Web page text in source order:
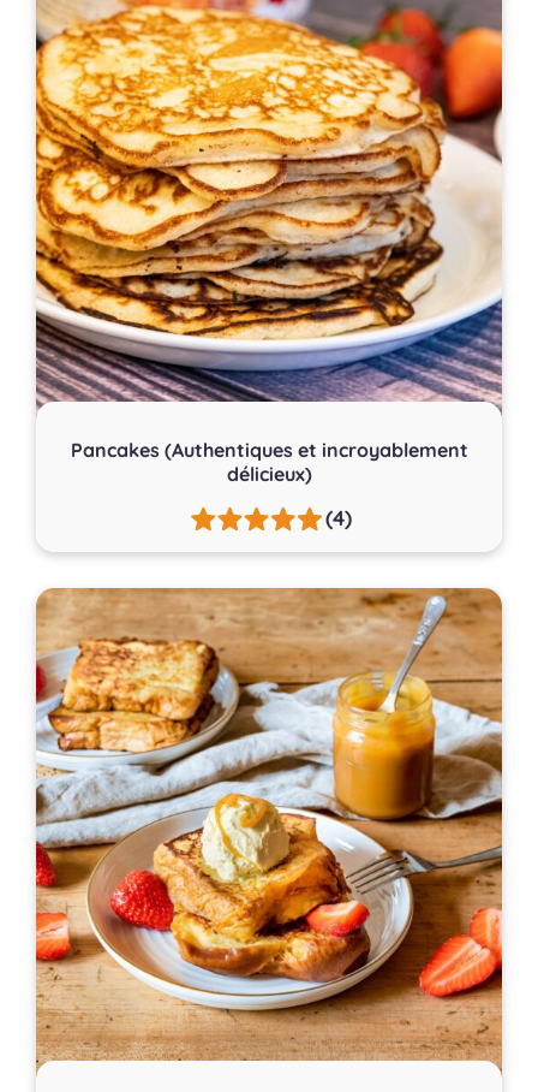
Pancakes (Authentiques et incroyablement
délicieux)
(4)